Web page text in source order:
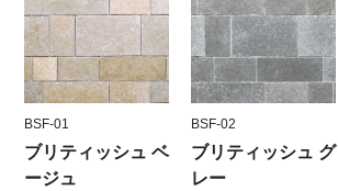
BSF-01
ブリティッシュ ベ
ージュ
BSF-02
ブリティッシュ グ
レー